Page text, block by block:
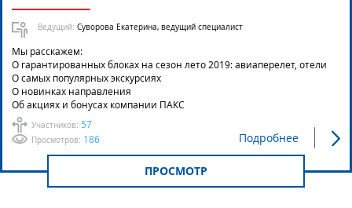
Участников: 57
Просмотров: 186
Ведущий: Суворова Екатерина, ведущий специалист
Мы расскажем:
О гарантированных блоках на сезон лето 2019: авиаперелет, отели
О самых популярных экскурсиях
О новинках направления
Об акциях и бонусах компании ПАКС
Подробнее
ПРОСМОТР